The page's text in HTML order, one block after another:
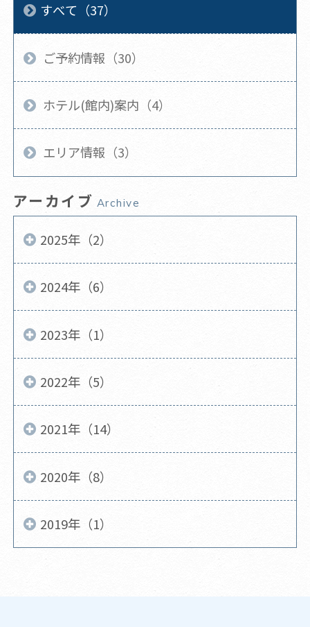
すべて（37）
ご予約情報（30）
ホテル(館内)案内（4）
エリア情報（3）
アーカイブ Archive
2025年（2）
2024年（6）
2023年（1）
2022年（5）
2021年（14）
2020年（8）
2019年（1）